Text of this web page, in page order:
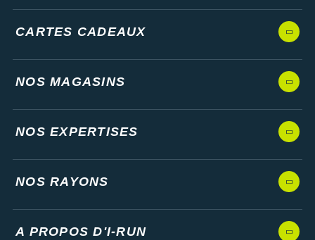
CARTES CADEAUX
NOS MAGASINS
NOS EXPERTISES
NOS RAYONS
A PROPOS D'I-RUN